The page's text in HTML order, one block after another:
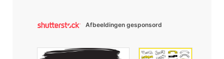
Afbeeldingen gesponsord